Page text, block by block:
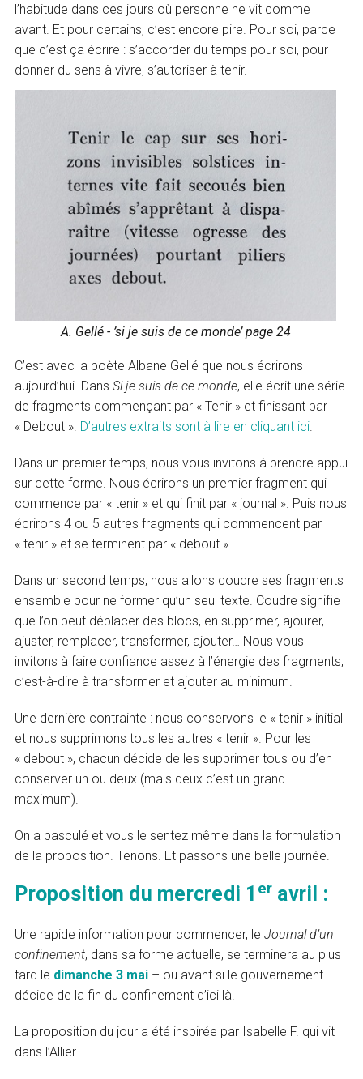
l’habitude dans ces jours où personne ne vit comme
avant. Et pour certains, c’est encore pire. Pour soi, parce
que c’est ça écrire : s’accorder du temps pour soi, pour
donner du sens à vivre, s’autoriser à tenir.
A. Gellé - ’si je suis de ce monde’ page 24
C’est avec la poète Albane Gellé que nous écrirons
aujourd’hui. DansSi je suis de ce monde, elle écrit une série
de fragments commençant par « Tenir » et finissant par
« Debout ». D’autres extraits sont à lire en cliquant ici.
Dans un premier temps, nous vous invitons à prendre appui
sur cette forme. Nous écrirons un premier fragment qui
commence par « tenir » et qui finit par « journal ». Puis nous
écrirons 4 ou 5 autres fragments qui commencent par
« tenir » et se terminent par « debout ».
Dans un second temps, nous allons coudre ses fragments
ensemble pour ne former qu’un seul texte. Coudre signifie
que l’on peut déplacer des blocs, en supprimer, ajourer,
ajuster, remplacer, transformer, ajouter… Nous vous
invitons à faire confiance assez à l’énergie des fragments,
c’est-à-dire à transformer et ajouter au minimum.
Une dernière contrainte : nous conservons le « tenir » initial
et nous supprimons tous les autres « tenir ». Pour les
« debout », chacun décide de les supprimer tous ou d’en
conserver un ou deux (mais deux c’est un grand
maximum).
On a basculé et vous le sentez même dans la formulation
de la proposition. Tenons. Et passons une belle journée.
Proposition du mercredi 1 er avril :
Une rapide information pour commencer, leJournal d’un
confinement, dans sa forme actuelle, se terminera au plus
tard le dimanche 3 mai – ou avant si le gouvernement
décide de la fin du confinement d’ici là.
La proposition du jour a été inspirée par Isabelle F. qui vit
dans l’Allier.